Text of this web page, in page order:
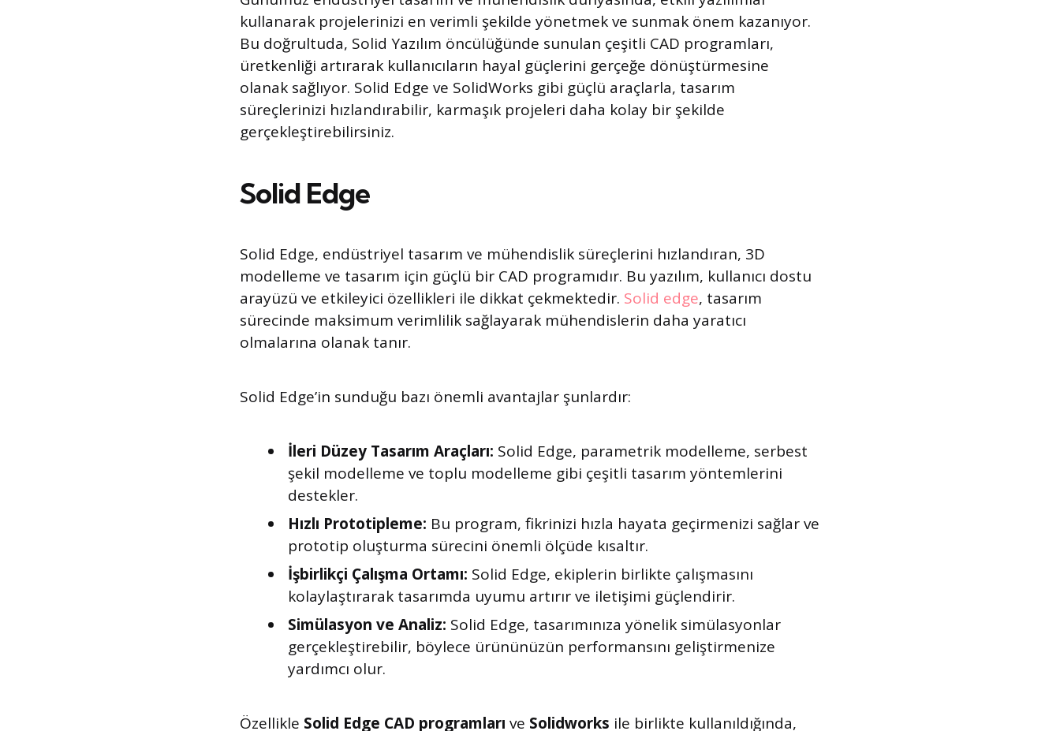
kullanarak projelerinizi en verimli şekilde yönetmek ve sunmak önem kazanıyor.
Bu doğrultuda, Solid Yazılım öncülüğünde sunulan çeşitli CAD programları,
üretkenliği artırarak kullanıcıların hayal güçlerini gerçeğe dönüştürmesine
olanak sağlıyor. Solid Edge ve SolidWorks gibi güçlü araçlarla, tasarım
süreçlerinizi hızlandırabilir, karmaşık projeleri daha kolay bir şekilde
gerçekleştirebilirsiniz.
Solid Edge
Solid Edge, endüstriyel tasarım ve mühendislik süreçlerini hızlandıran, 3D
modelleme ve tasarım için güçlü bir CAD programıdır. Bu yazılım, kullanıcı dostu
arayüzü ve etkileyici özellikleri ile dikkat çekmektedir. Solid edge, tasarım
sürecinde maksimum verimlilik sağlayarak mühendislerin daha yaratıcı
olmalarına olanak tanır.
Solid Edge’in sunduğu bazı önemli avantajlar şunlardır:
İleri Düzey Tasarım Araçları: Solid Edge, parametrik modelleme, serbest
şekil modelleme ve toplu modelleme gibi çeşitli tasarım yöntemlerini
destekler.
Hızlı Prototipleme: Bu program, fikrinizi hızla hayata geçirmenizi sağlar ve
prototip oluşturma sürecini önemli ölçüde kısaltır.
İşbirlikçi Çalışma Ortamı: Solid Edge, ekiplerin birlikte çalışmasını
kolaylaştırarak tasarımda uyumu artırır ve iletişimi güçlendirir.
Simülasyon ve Analiz: Solid Edge, tasarımınıza yönelik simülasyonlar
gerçekleştirebilir, böylece ürününüzün performansını geliştirmenize
yardımcı olur.
Özellikle Solid Edge CAD programları ve Solidworks ile birlikte kullanıldığında,